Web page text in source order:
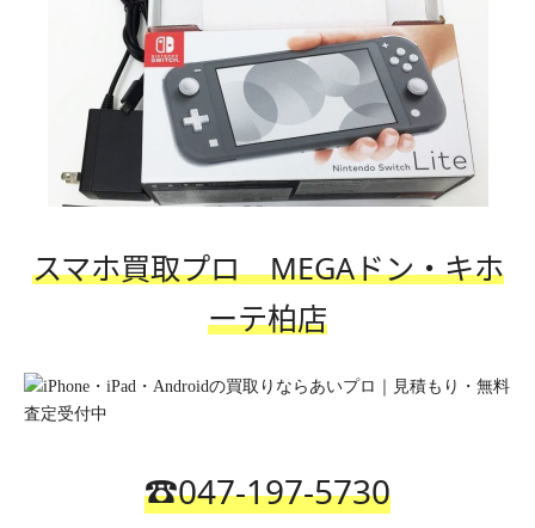
スマホ買取プロ MEGAドン・キホ
ーテ柏店
☎️047-197-5730